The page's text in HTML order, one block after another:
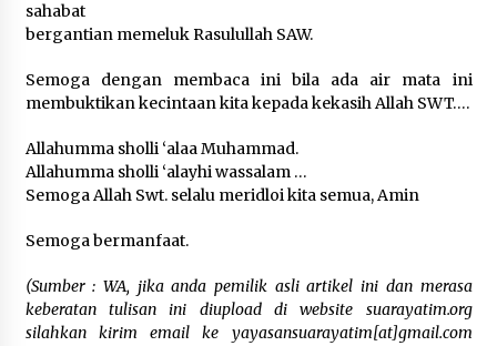
sahabat
bergantian memeluk Rasulullah SAW.
Semoga dengan membaca ini bila ada air mata ini
membuktikan kecintaan kita kepada kekasih Allah SWT….
Allahumma sholli ‘alaa Muhammad.
Allahumma sholli ‘alayhi wassalam …
Semoga Allah Swt. selalu meridloi kita semua, Amin
Semoga bermanfaat.
(Sumber : WA, jika anda pemilik asli artikel ini dan merasa
keberatan tulisan ini diupload di website suarayatim.org
silahkan kirim email ke yayasansuarayatim[at]gmail.com